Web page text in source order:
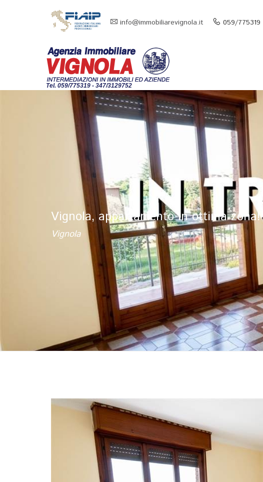
info@immobiliarevignola.it 059/775319
Tel. 059/775319 - 347/3129752
Vignola, appartamento in ottima zona!
Vignola